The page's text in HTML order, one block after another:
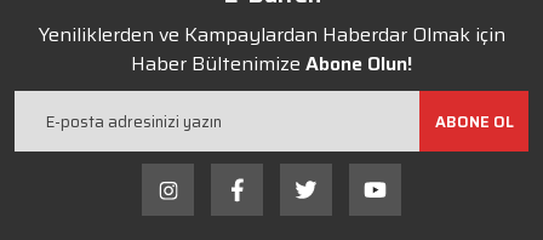
Yeniliklerden ve Kampaylardan Haberdar Olmak için
Haber Bültenimize Abone Olun!
ABONE OL